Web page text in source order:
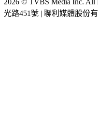
2026 © TVBS Media Inc. All
光路451號 | 聯利媒體股份